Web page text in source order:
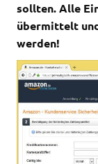
sollten. Alle
übermittelt
werden!